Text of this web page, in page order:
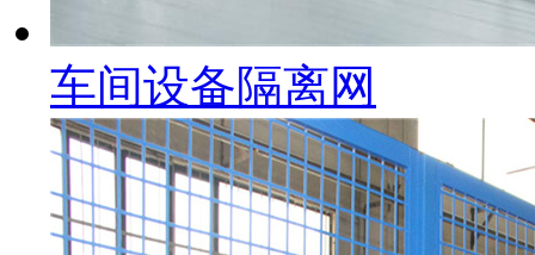
车间设备隔离网